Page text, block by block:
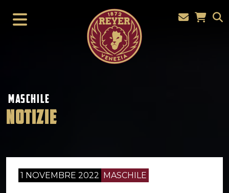
MASCHILE
NOTIZIE
1 NOVEMBRE 2022 MASCHILE